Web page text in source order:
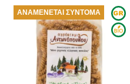
ΑΝΑΜΈΝΕΤΑΙ ΣΎΝΤΟΜΑ